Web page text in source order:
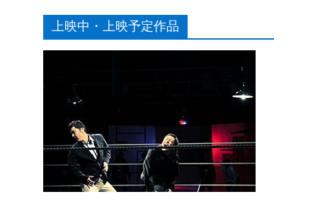
上映中・上映予定作品